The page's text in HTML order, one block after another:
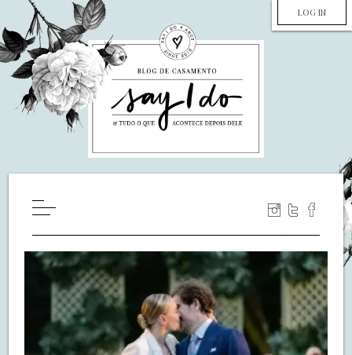
LOG IN
WILL YOU MARRY ME?
LUA DE MEL
COZINHA
DECORAÇÃO
DE NOIVA PRA NOIVA